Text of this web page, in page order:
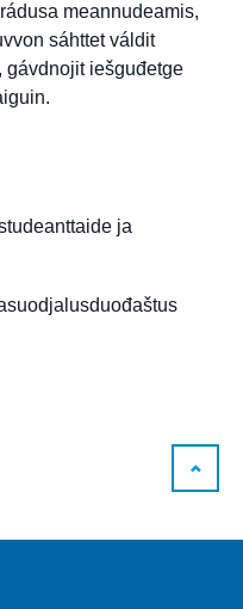
meannudeamis,
sáhttet váldit
gávdnojit iešguđetge
ja